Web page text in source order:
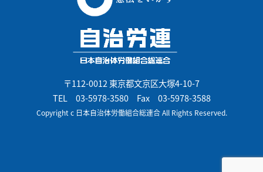
〒112-0012 東京都文京区大塚4-10-7
TEL 03-5978-3580Fax 03-5978-3588
Copyright c 日本自治体労働組合総連合 All Rights Reserved.